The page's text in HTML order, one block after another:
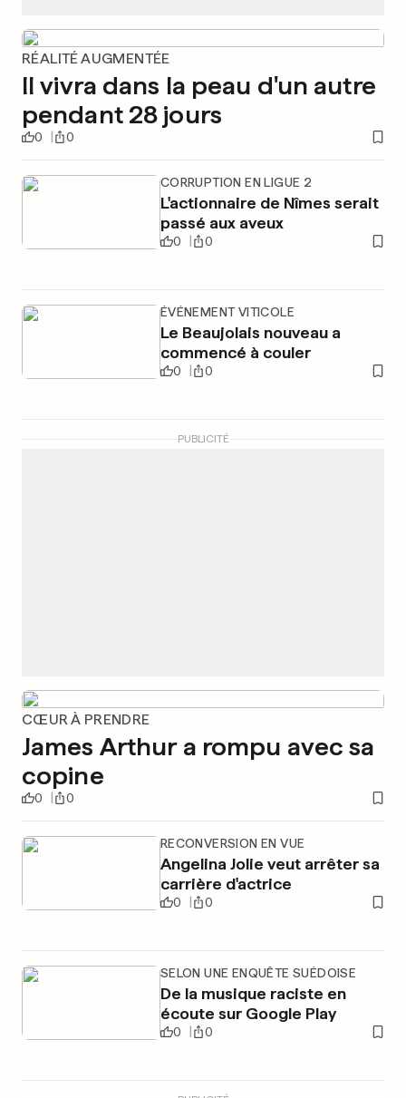
RÉALITÉ AUGMENTÉE
Il vivra dans la peau d'un autre
pendant 28 jours
0 0
CORRUPTION EN LIGUE 2
L'actionnaire de Nîmes serait
passé aux aveux
0 0
ÉVÉNEMENT VITICOLE
Le Beaujolais nouveau a
commencé à couler
0 0
PUBLICITÉ
CŒUR À PRENDRE
James Arthur a rompu avec sa
copine
0 0
RECONVERSION EN VUE
Angelina Jolie veut arrêter sa
carrière d'actrice
0 0
SELON UNE ENQUÊTE SUÉDOISE
De la musique raciste en
écoute sur Google Play
0 0